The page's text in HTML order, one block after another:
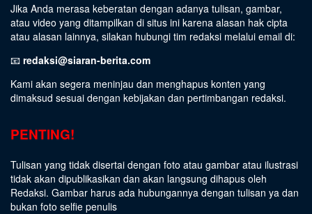
Jika Anda merasa keberatan dengan adanya tulisan, gambar,
atau video yang ditampilkan di situs ini karena alasan hak cipta
atau alasan lainnya, silakan hubungi tim redaksi melalui email di:
📧 redaksi@siaran-berita.com
Kami akan segera meninjau dan menghapus konten yang
dimaksud sesuai dengan kebijakan dan pertimbangan redaksi.
PENTING!
Tulisan yang tidak disertai dengan foto atau gambar atau ilustrasi
tidak akan dipublikasikan dan akan langsung dihapus oleh
Redaksi. Gambar harus ada hubungannya dengan tulisan ya dan
bukan foto selfie penulis